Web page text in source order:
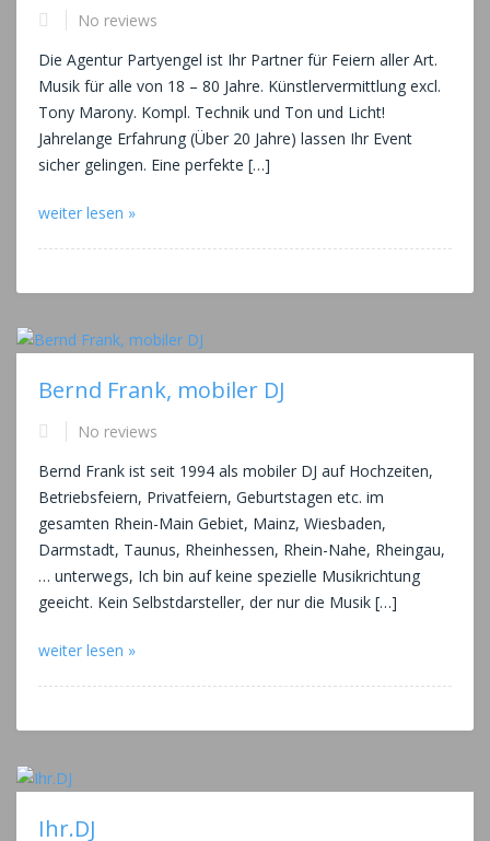
No reviews
Die Agentur Partyengel ist Ihr Partner für Feiern aller Art.
Musik für alle von 18 – 80 Jahre. Künstlervermittlung excl.
Tony Marony. Kompl. Technik und Ton und Licht!
Jahrelange Erfahrung (Über 20 Jahre) lassen Ihr Event
sicher gelingen. Eine perfekte […]
weiter lesen »
Bernd Frank, mobiler DJ
No reviews
Bernd Frank ist seit 1994 als mobiler DJ auf Hochzeiten,
Betriebsfeiern, Privatfeiern, Geburtstagen etc. im
gesamten Rhein-Main Gebiet, Mainz, Wiesbaden,
Darmstadt, Taunus, Rheinhessen, Rhein-Nahe, Rheingau,
… unterwegs, Ich bin auf keine spezielle Musikrichtung
geeicht. Kein Selbstdarsteller, der nur die Musik […]
weiter lesen »
Ihr.DJ